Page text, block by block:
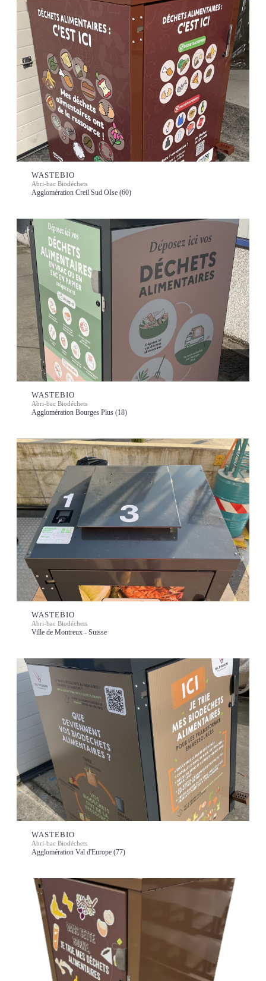
WASTEBIO
Abri-bac Biodéchets
Agglomération Creil Sud OIse (60)
WASTEBIO
Abri-bac Biodéchets
Agglomération Bourges Plus (18)
WASTEBIO
Abri-bac Biodéchets
Ville de Montreux - Suisse
WASTEBIO
Abri-bac Biodéchets
Agglomération Val d'Europe (77)